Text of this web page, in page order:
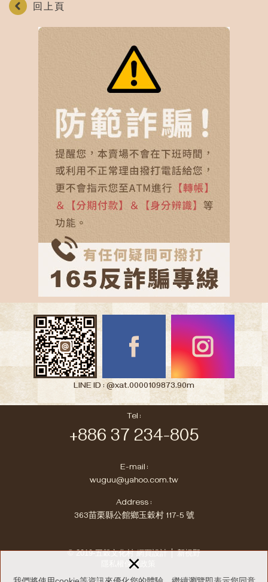
×
回上頁
LINE ID : @xat.0000109873.90m
Tel :
+886 37 234-805
E-mail :
wuguu@yahoo.com.tw
Address :
363苗栗縣公館鄉玉穀村 117-5 號
© 2019-五穀文化村網頁設計 │ 新視野
隱私權保護政策